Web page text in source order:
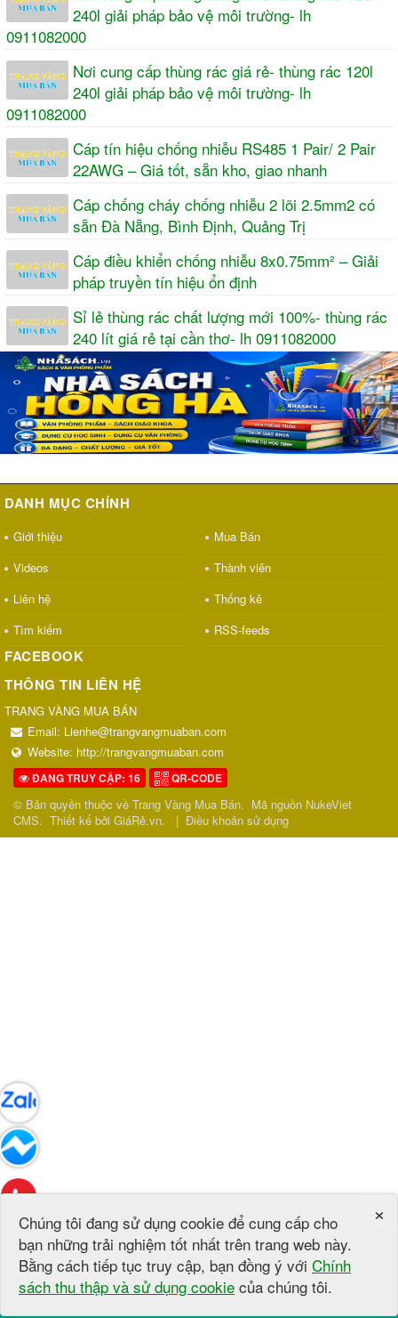
240l giải pháp bảo vệ môi trường- lh
0911082000
Nơi cung cấp thùng rác giá rẻ- thùng rác 120l
240l giải pháp bảo vệ môi trường- lh
0911082000
Cáp tín hiệu chống nhiễu RS485 1 Pair/ 2 Pair
22AWG – Giá tốt, sẵn kho, giao nhanh
Cáp chống cháy chống nhiễu 2 lõi 2.5mm2 có
sẵn Đà Nẵng, Bình Định, Quảng Trị
Cáp điều khiển chống nhiễu 8x0.75mm² – Giải
pháp truyền tín hiệu ổn định
Sỉ lẻ thùng rác chất lượng mới 100%- thùng rác
240 lít giá rẻ tại cần thơ- lh 0911082000
DANH MỤC CHÍNH
Giới thiệu
Mua Bán
Videos
Thành viên
Liên hệ
Thống kê
Tìm kiếm
RSS-feeds
FACEBOOK
THÔNG TIN LIÊN HỆ
TRANG VÀNG MUA BÁN
Email: Lienhe@trangvangmuaban.com
Website: http://trangvangmuaban.com
ĐANG TRUY CẬP: 16 QR-CODE
© Bản quyền thuộc về Trang Vàng Mua Bán. Mã nguồn NukeViet
CMS. Thiết kế bởi GiáRẻ.vn. | Điều khoản sử dụng
×
Chúng tôi đang sử dụng cookie để cung cấp cho
bạn những trải nghiệm tốt nhất trên trang web này.
Bằng cách tiếp tục truy cập, bạn đồng ý với Chính
sách thu thập và sử dụng cookie của chúng tôi.